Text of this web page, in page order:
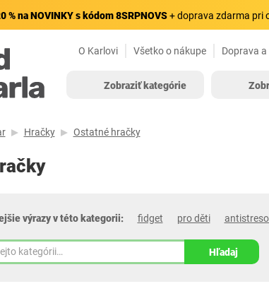
% na NOVINKY s kódom 8SRPNOVS+ doprava zdarma pri
O Karlovi Všetko o nákupe Doprava
Zobraziť kategórie
Hračky Ostatné hračky
výrazy v této kategorii: fidget pro děti
Hľadaj